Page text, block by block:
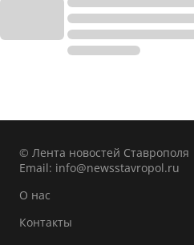
© Лента новостей Ставрополя
Email: info@newsstavropol.ru
О нас
Контакты